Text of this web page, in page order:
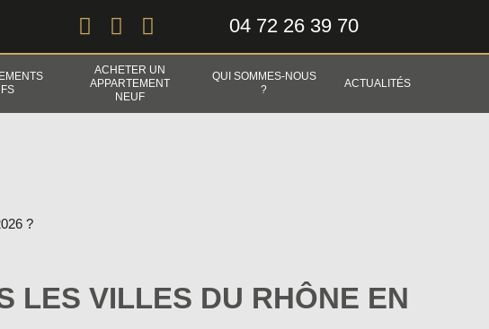
04 72 26 39 70
ACHETER UN
APPARTEMENT
NEUF
QUI SOMMES-NOUS
?
ACTUALITÉS
?
LES VILLES DU RHÔNE EN